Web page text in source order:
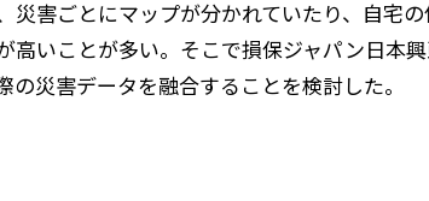
災害ごとにマップが分かれていたり、自宅
高いことが多い。そこで損保ジャパン日本
災害データを融合することを検討した。